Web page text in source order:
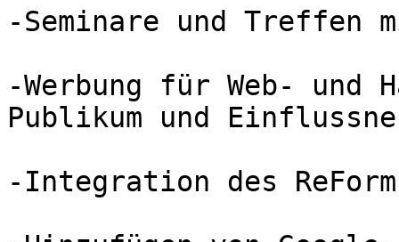
-Seminare und Treffen
-Werbung für Web- und
Publikum und
-Integration des